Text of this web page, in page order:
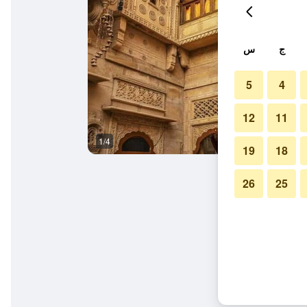
1/4
ج س
4
5
11
12
18
19
25
26